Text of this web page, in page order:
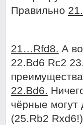
Правильно
21…Rfd8. А
22.Bd6 Rc2
22.Bd6.
чёрные
(25.Rb2